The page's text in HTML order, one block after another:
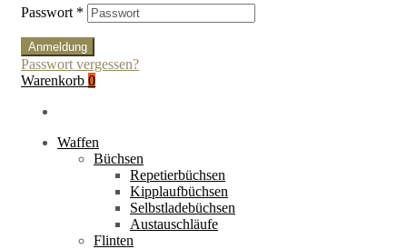
Passwort *
Anmeldung
Passwort vergessen?
Warenkorb 0
Waffen
Büchsen
Repetierbüchsen
Kipplaufbüchsen
Selbstladebüchsen
Austauschläufe
Flinten